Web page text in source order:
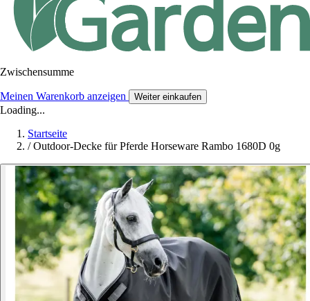
Zwischensumme
Meinen Warenkorb anzeigen Weiter einkaufen
Loading...
Startseite
/ Outdoor-Decke für Pferde Horseware Rambo 1680D 0g